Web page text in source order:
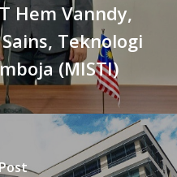
Hem Vanndy,
Teknologi
(MISTI)